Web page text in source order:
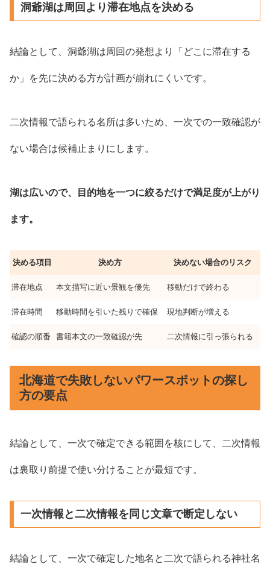
洞爺湖は周回より滞在地点を決める
結論として、洞爺湖は周回の発想より「どこに滞在する
か」を先に決める方が計画が崩れにくいです。
二次情報で語られる名所は多いため、一次での一致確認が
ない場合は候補止まりにします。
湖は広いので、目的地を一つに絞るだけで満足度が上がり
ます。
決める項目 決め方 決めない場合のリスク
滞在地点 本文描写に近い景観を優先 移動だけで終わる
滞在時間 移動時間を引いた残りで確保 現地判断が増える
確認の順番 書籍本文の一致確認が先 二次情報に引っ張られる
北海道で失敗しないパワースポットの探し
方の要点
結論として、一次で確定できる範囲を核にして、二次情報
は裏取り前提で使い分けることが最短です。
一次情報と二次情報を同じ文章で断定しない
結論として、一次で確定した地名と二次で語られる神社名